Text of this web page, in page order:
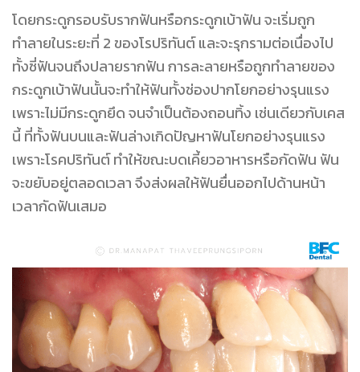
โดยกระดูกรอบรับรากฟันหรือกระดูกเบ้าฟัน จะเริ่มถูก
ทำลายในระยะที่ 2 ของโรปริทันต์ และจะรุกรามต่อเนื่องไป
ทั้งซี่ฟันจนถึงปลายรากฟัน การละลายหรือถูกทำลายของ
กระดูกเบ้าฟันนั้นจะทำให้ฟันทั้งช่องปากโยกอย่างรุนแรง
เพราะไม่มีกระดูกยึด จนจำเป็นต้องถอนทิ้ง เช่นเดียวกับเคส
นี้ ที่ทั้งฟันบนและฟันล่างเกิดปัญหาฟันโยกอย่างรุนแรง
เพราะโรคปริทันต์ ทำให้ขณะบดเคี้ยวอาหารหรือกัดฟัน ฟัน
จะขยับอยู่ตลอดเวลา จึงส่งผลให้ฟันยื่นออกไปด้านหน้า
เวลากัดฟันเสมอ